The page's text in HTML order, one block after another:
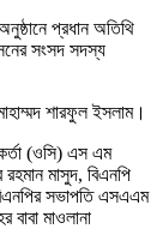
প্রধান অতিথি
সংসদ সদস্য
শারফুল ইসলাম।
(ওসি) এস এম
মাসুদ, বিএনপি
সভাপতি এসএএম
মাওলানা